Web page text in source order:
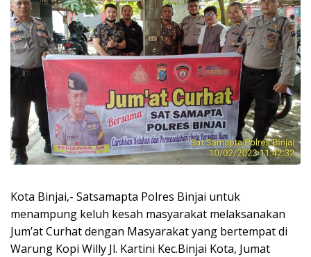
Kota Binjai,- Satsamapta Polres Binjai untuk
menampung keluh kesah masyarakat melaksanakan
Jum’at Curhat dengan Masyarakat yang bertempat di
Warung Kopi Willy Jl. Kartini Kec.Binjai Kota, Jumat